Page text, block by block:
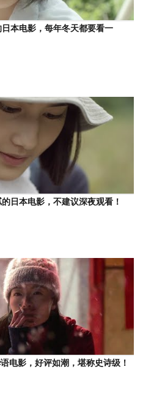
本电影，每年冬天都要看一
日本电影，不建议深夜观看！
电影，好评如潮，堪称史诗级！